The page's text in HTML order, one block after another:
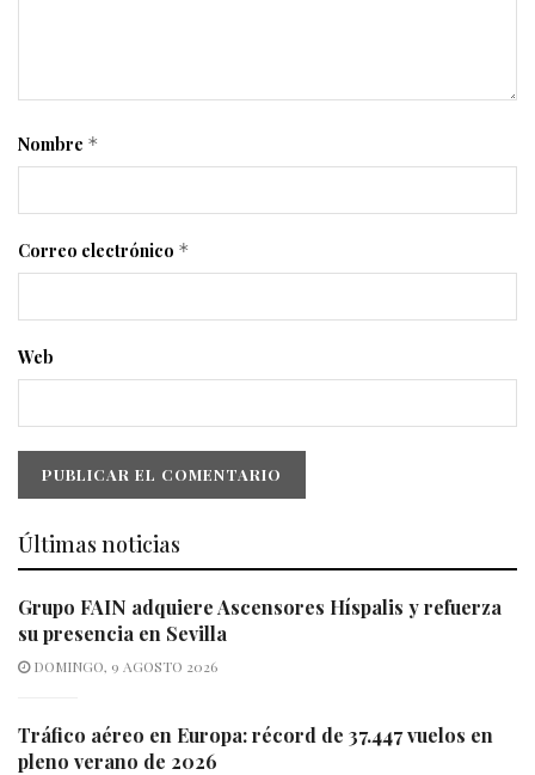
Nombre *
Correo electrónico *
Web
Últimas noticias
Grupo FAIN adquiere Ascensores Híspalis y refuerza
su presencia en Sevilla
DOMINGO, 9 AGOSTO 2026
Tráfico aéreo en Europa: récord de 37.447 vuelos en
pleno verano de 2026